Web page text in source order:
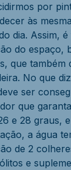
por
às
dia. Assim,
do espaço,
que também
No que
ser
que
e 28 graus,
a água
de 2
e